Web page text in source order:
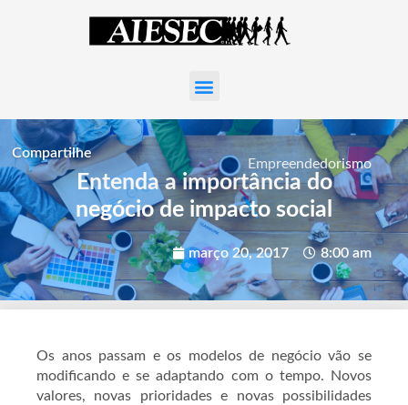
Empreendedorismo
Entenda a importância do
negócio de impacto social
março 20, 2017 8:00 am
Os anos passam e os modelos de negócio vão se
modificando e se adaptando com o tempo. Novos
valores, novas prioridades e novas possibilidades
Compartilhe